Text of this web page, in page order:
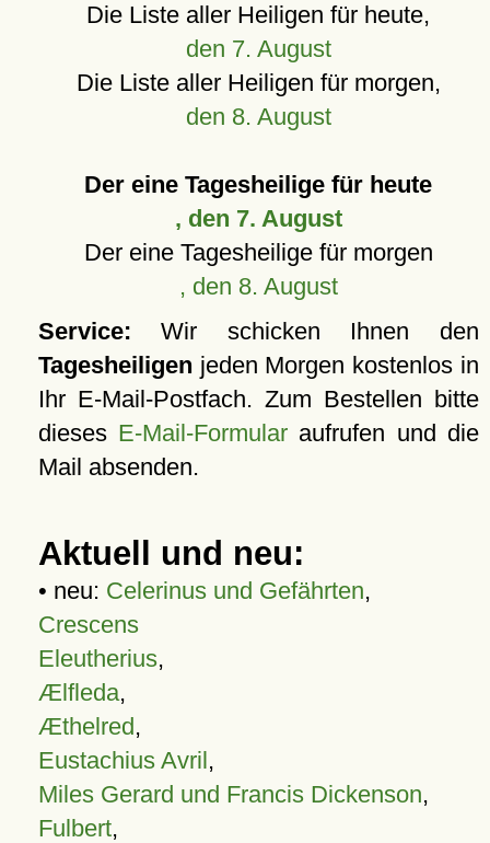
Die Liste aller Heiligen für heute,
den 7. August
Die Liste aller Heiligen für morgen,
den 8. August
Der eine Tagesheilige für heute
, den 7. August
Der eine Tagesheilige für morgen
, den 8. August
Service: Wir schicken Ihnen den
Tagesheiligen jeden Morgen kostenlos in
Ihr E-Mail-Postfach. Zum Bestellen bitte
dieses E-Mail-Formular aufrufen und die
Mail absenden.
Aktuell und neu:
• neu: Celerinus und Gefährten,
Crescens
Eleutherius,
Ælfleda,
Æthelred,
Eustachius Avril,
Miles Gerard und Francis Dickenson,
Fulbert,